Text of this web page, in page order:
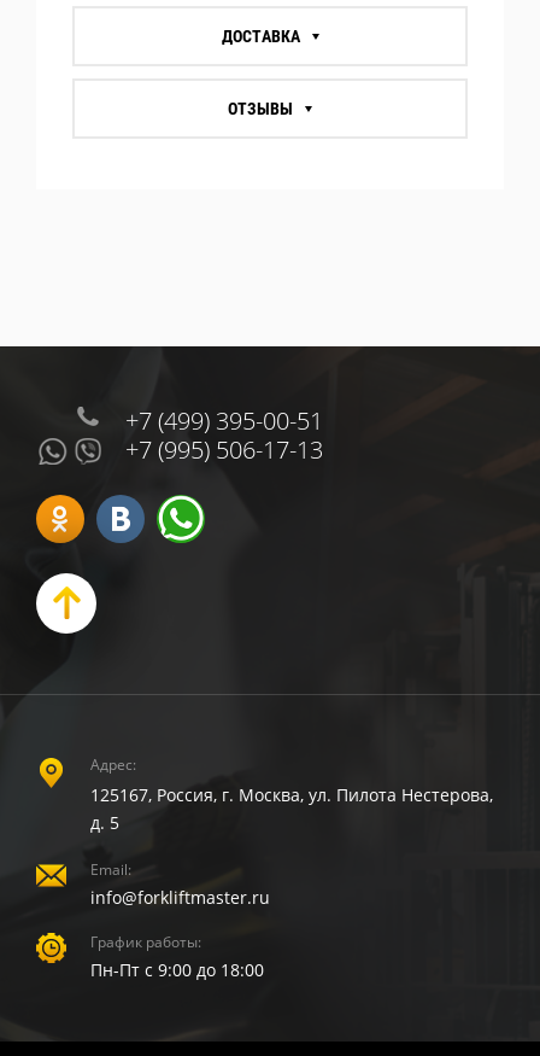
ДОСТАВКА
ОТЗЫВЫ
+7 (499) 395-00-51
+7 (995) 506-17-13
Адрес:
125167, Россия, г. Москва, ул. Пилота Нестерова,
д. 5
Email:
info@forkliftmaster.ru
График работы:
Пн-Пт с 9:00 до 18:00